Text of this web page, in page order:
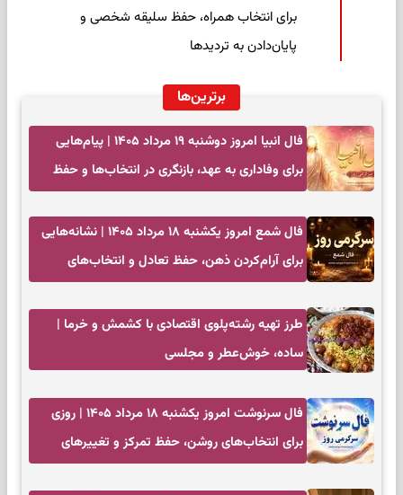
برای انتخاب همراه، حفظ سلیقه شخصی و
پایان‌دادن به تردیدها
برترین‌ها
فال انبیا امروز دوشنبه ۱۹ مرداد ۱۴۰۵ | پیام‌هایی
برای وفاداری به عهد، بازنگری در انتخاب‌ها و حفظ
فال شمع امروز یکشنبه ۱۸ مرداد ۱۴۰۵ | نشانه‌هایی
برای آرام‌کردن ذهن، حفظ تعادل و انتخاب‌های
طرز تهیه رشته‌پلوی اقتصادی با کشمش و خرما |
ساده، خوش‌عطر و مجلسی
فال سرنوشت امروز یکشنبه ۱۸ مرداد ۱۴۰۵ | روزی
برای انتخاب‌های روشن، حفظ تمرکز و تغییرهای